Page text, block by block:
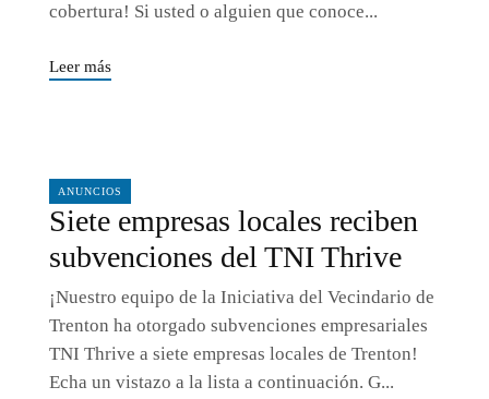
cobertura! Si usted o alguien que conoce...
Leer más
ANUNCIOS
01/29/2025
Siete empresas locales reciben
subvenciones del TNI Thrive
¡Nuestro equipo de la Iniciativa del Vecindario de
Trenton ha otorgado subvenciones empresariales
TNI Thrive a siete empresas locales de Trenton!
Echa un vistazo a la lista a continuación. G...